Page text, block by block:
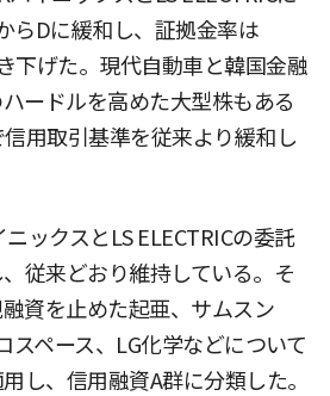
らDに緩和し、証拠金率は
下げた。現代自動車と韓国金融
ードルを高めた大型株もある
用取引基準を従来より緩和し
ックスとLS ELECTRICの委託
従来どおり維持している。そ
資を止めた起亜、サムスン
スペース、LG化学などについて
し、信用融資A群に分類した。